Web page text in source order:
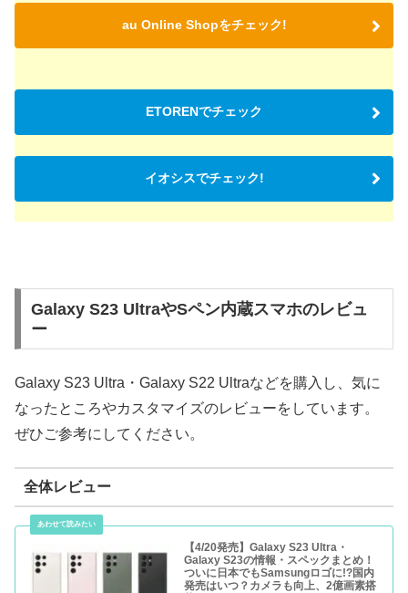
au Online Shopをチェック!
ETORENでチェック
イオシスでチェック!
Galaxy S23 UltraやSペン内蔵スマホのレビュ
ー
Galaxy S23 Ultra・Galaxy S22 Ultraなどを購入し、気に
なったところやカスタマイズのレビューをしています。
ぜひご参考にしてください。
全体レビュー
【4/20発売】Galaxy S23 Ultra・
Galaxy S23の情報・スペックまとめ！
ついに日本でもSamsungロゴに!?国内
発売はいつ？カメラも向上、2億画素搭